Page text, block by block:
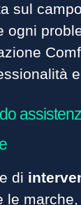
sul
ogni
di
le